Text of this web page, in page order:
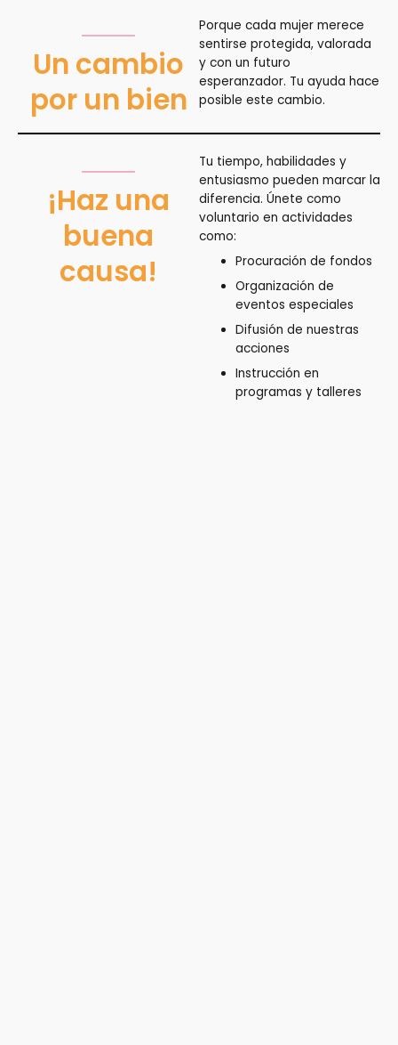
Un cambio
por un bien
Porque cada mujer merece
sentirse protegida, valorada
y con un futuro
esperanzador. Tu ayuda hace
posible este cambio.
¡Haz una
buena
causa!
Tu tiempo, habilidades y
entusiasmo pueden marcar la
diferencia. Únete como
voluntario en actividades
como:
Procuración de fondos
Organización de
eventos especiales
Difusión de nuestras
acciones
Instrucción en
programas y talleres